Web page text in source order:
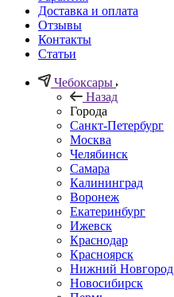
Доставка и оплата
Отзывы
Контакты
Статьи
Чебоксары
Назад
Города
Санкт-Петербург
Москва
Челябинск
Самара
Калининград
Воронеж
Екатеринбург
Ижевск
Краснодар
Красноярск
Нижний Новгород
Новосибирск